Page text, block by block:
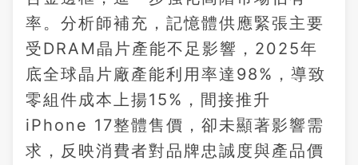
率。分析師補充，記憶體供應緊張主要
受DRAM晶片產能不足影響，2025年
底全球晶片廠產能利用率達98%，導致
零組件成本上揚15%，間接推升
iPhone 17整體售價，卻未顯著影響需
求，反映消費者對品牌忠誠度與產品價